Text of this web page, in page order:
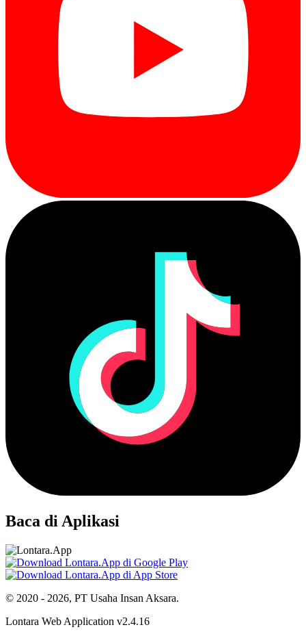
Baca di Aplikasi
© 2020 - 2026, PT Usaha Insan Aksara.
Lontara Web Application v2.4.16